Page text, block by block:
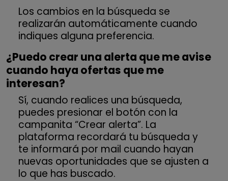
Los cambios en la búsqueda se
realizarán automáticamente cuando
indiques alguna preferencia.
¿Puedo crear una alerta que me avise
cuando haya ofertas que me
interesan?
Sí, cuando realices una búsqueda,
puedes presionar el botón con la
campanita “Crear alerta”. La
plataforma recordará tu búsqueda y
te informará por mail cuando hayan
nuevas oportunidades que se ajusten a
lo que has buscado.